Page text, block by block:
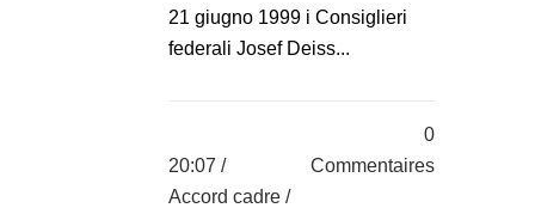
21 giugno 1999 i Consiglieri
federali Josef Deiss...
20:07 /
Accord cadre /
0
Commentaires